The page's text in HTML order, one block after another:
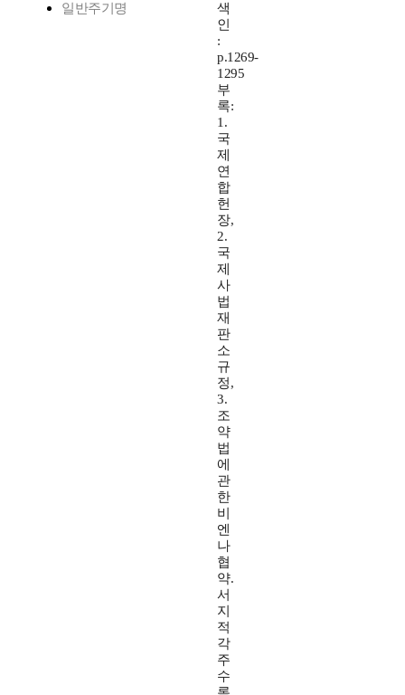
일반주기명
색
인
:
p.1269-
1295
부
록:
1.
국
제
연
합
헌
장,
2.
국
제
사
법
재
판
소
규
정,
3.
조
약
법
에
관
한
비
엔
나
협
약.
서
지
적
각
주
수